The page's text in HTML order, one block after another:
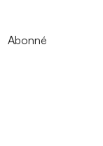
Abonné